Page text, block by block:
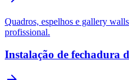
Quadros, espelhos e gallery
profissional.
Instalação de fechadura